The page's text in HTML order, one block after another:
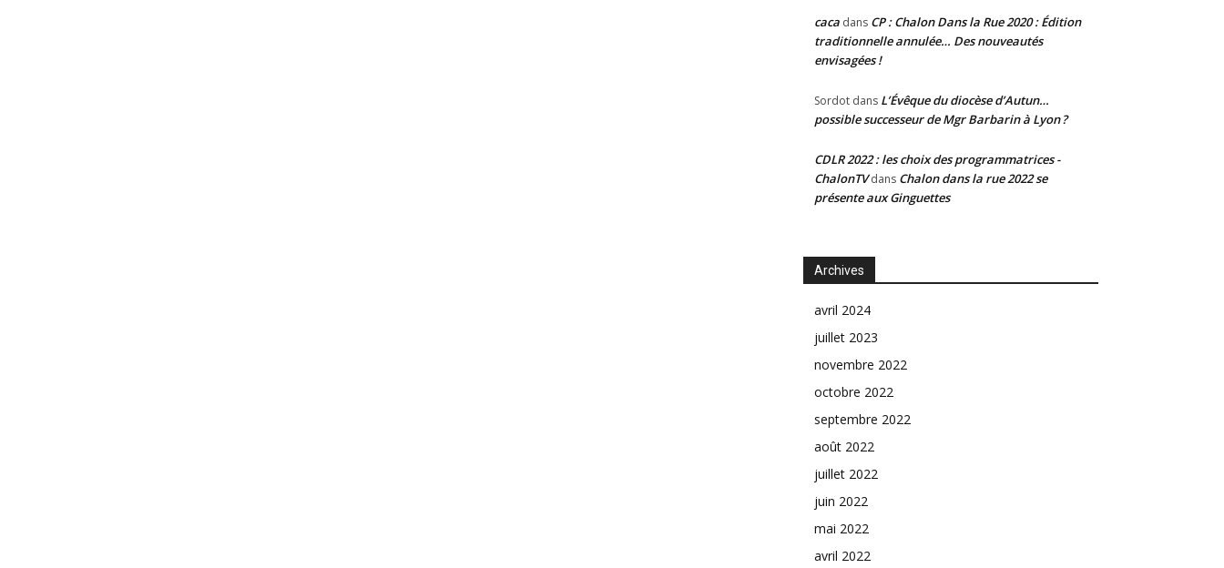
caca dans CP : Chalon Dans la Rue 2020 : Édition
traditionnelle annulée… Des nouveautés
envisagées !
Sordot dans L’Évêque du diocèse d’Autun…
possible successeur de Mgr Barbarin à Lyon ?
CDLR 2022 : les choix des programmatrices -
ChalonTVdans Chalon dans la rue 2022 se
présente aux Ginguettes
Archives
avril 2024
juillet 2023
novembre 2022
octobre 2022
septembre 2022
août 2022
juillet 2022
juin 2022
mai 2022
avril 2022